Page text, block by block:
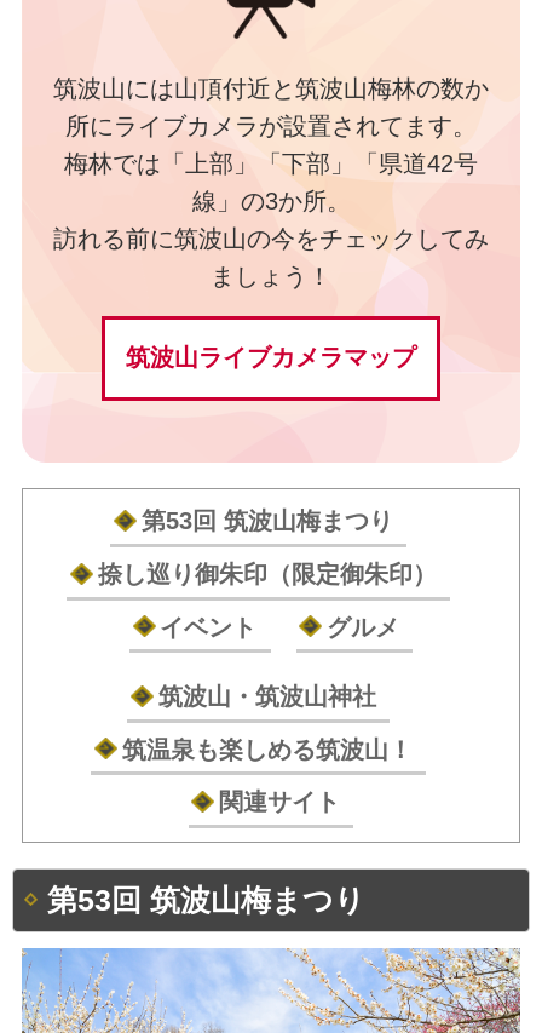
筑波山には山頂付近と筑波山梅林の数か
所にライブカメラが設置されてます。
梅林では「上部」「下部」「県道42号
線」の3か所。
訪れる前に筑波山の今をチェックしてみ
ましょう！
筑波山ライブカメラマップ
第53回 筑波山梅まつり
捺し巡り御朱印（限定御朱印）
イベント
グルメ
筑波山・筑波山神社
筑温泉も楽しめる筑波山！
関連サイト
第53回 筑波山梅まつり